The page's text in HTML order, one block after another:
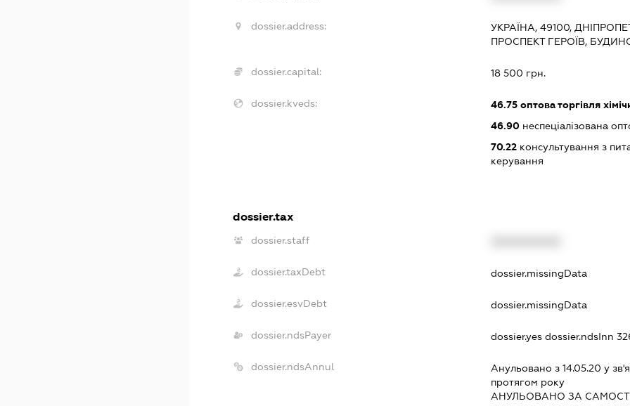
dossier.address:
УКРАЇНА, 49100,
ПРОСПЕКТ ГЕРОЇВ,
dossier.capital: 18 500 грн.
dossier.kveds: 46.75 оптова торгівля
46.90 неспеціалізована
70.22 консультування з
керування
dossier.tax
dossier.staff
dossier.taxDebt dossier.missingData
dossier.esvDebt dossier.missingData
dossier.ndsPayer dossier.yesdossier.ndsInn
dossier.ndsAnnul
Анульовано з 14.05.20 у
протягом року
АНУЛЬОВАНО ЗА